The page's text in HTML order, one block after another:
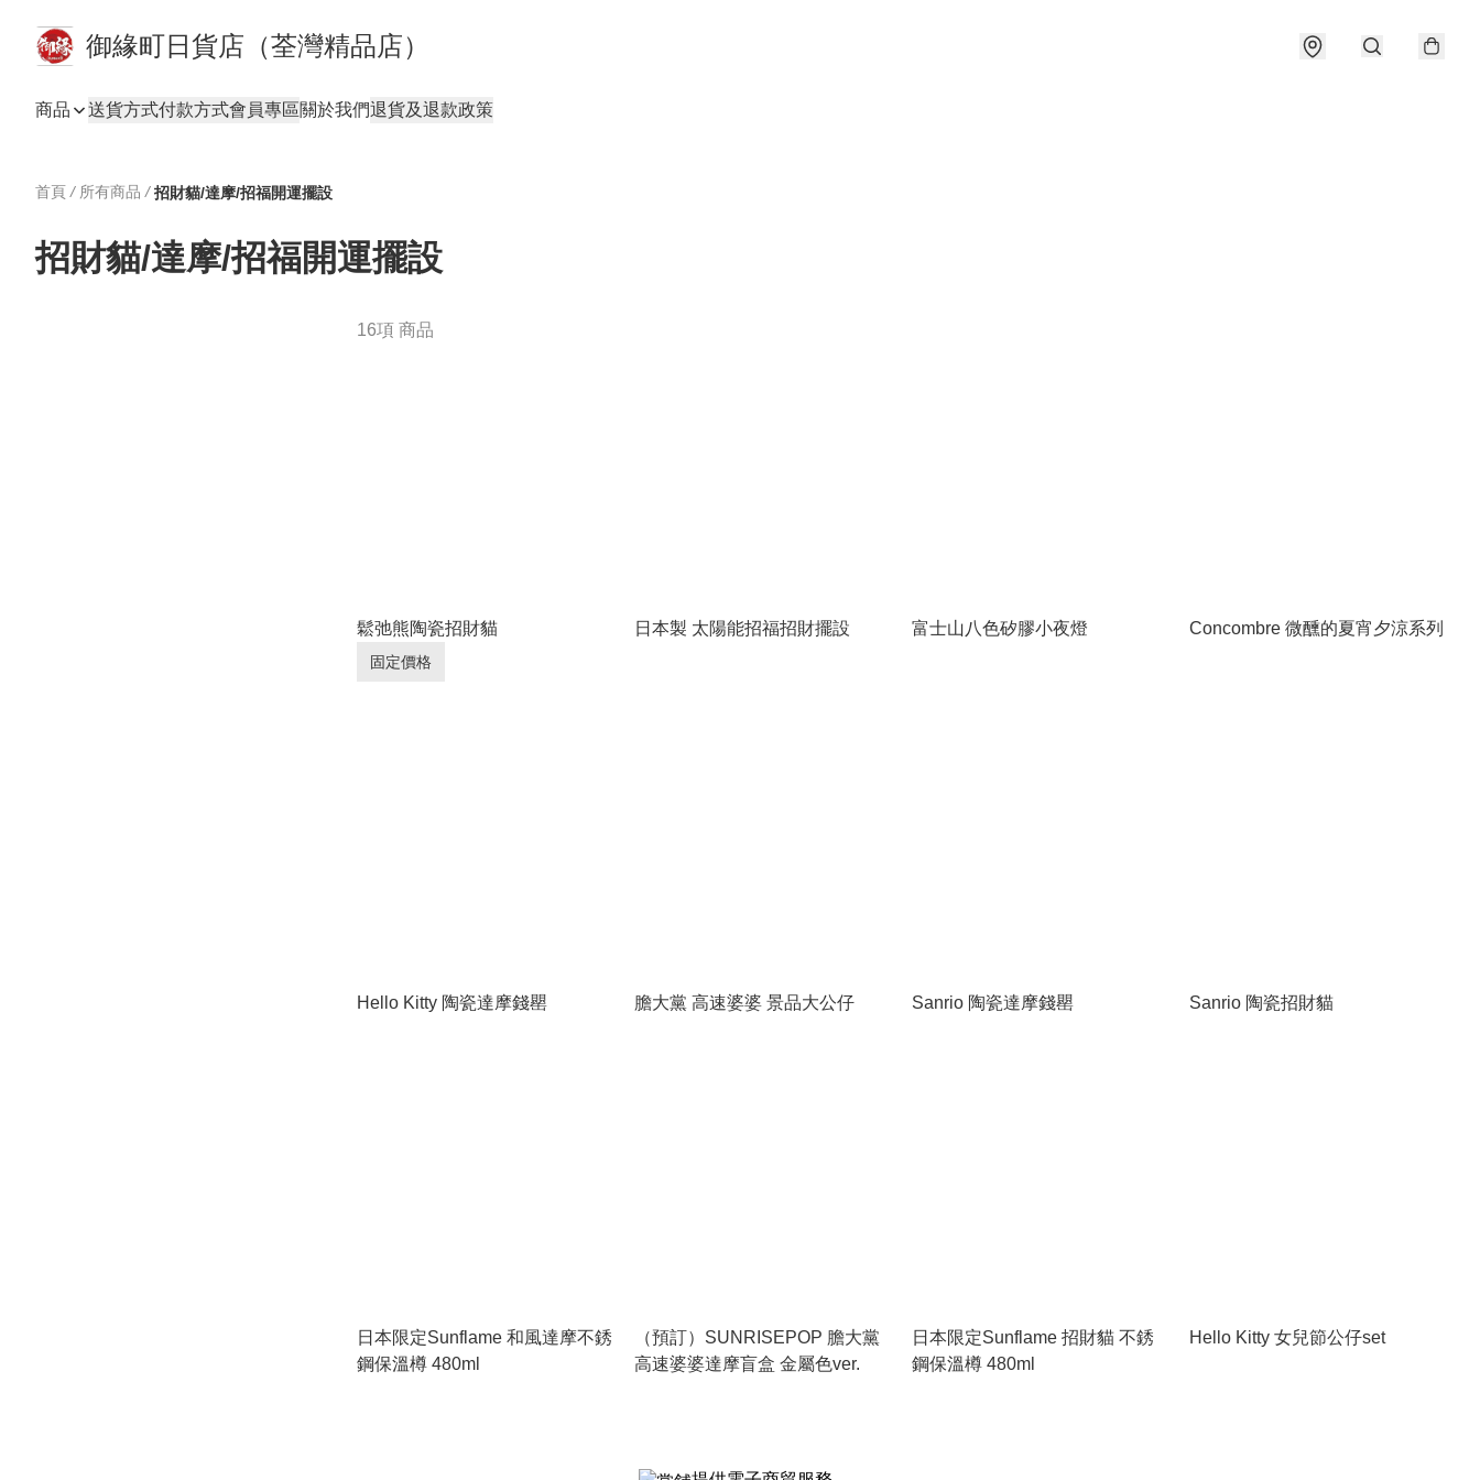
御緣町日貨店（荃灣精品店）
商品 送貨方式付款方式會員專區關於我們退貨及退款政策
首頁 / 所有商品 / 招財貓/達摩/招福開運擺設
招財貓/達摩/招福開運擺設
16項 商品
鬆弛熊陶瓷招財貓
固定價格
日本製 太陽能招福招財擺設 富士山八色矽膠小夜燈 Concombre 微醺的夏宵夕涼系列
Hello Kitty 陶瓷達摩錢罌 膽大黨 高速婆婆 景品大公仔 Sanrio 陶瓷達摩錢罌 Sanrio 陶瓷招財貓
日本限定Sunflame 和風達摩不銹
鋼保溫樽 480ml
（預訂）SUNRISEPOP 膽大黨
高速婆婆達摩盲盒 金屬色ver.
日本限定Sunflame 招財貓 不銹
鋼保溫樽 480ml
Hello Kitty 女兒節公仔set